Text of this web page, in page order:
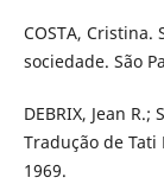
COSTA,
sociedade. São
DEBRIX, Jean R.;
Tradução de Tati
1969.